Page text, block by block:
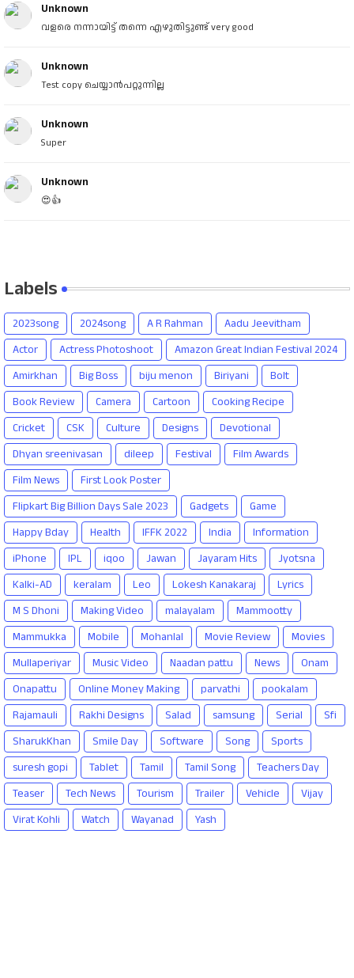
Unknown
വളരെ നന്നായിട്ട് തന്നെ എഴുതിട്ടുണ്ട് very good
Unknown
Test copy ചെയ്യാൻപറ്റുന്നില്ല
Unknown
Super
Unknown
😍👍
Labels
2023song 2024song A R Rahman
Aadu Jeevitham
Actor
Actress Photoshoot
Amazon Great Indian Festival 2024
Amirkhan
Big Boss biju menon Biriyani
Bolt
Book Review
Camera Cartoon
Cooking Recipe
Cricket
CSK Culture Designs
Devotional
Dhyan sreenivasan
dileep Festival
Film Awards
Film News
First Look Poster
Flipkart Big Billion Days Sale 2023
Gadgets
Game
Happy Bday
Health IFFK 2022 India
Information
iPhone
IPL iqoo Jawan Jayaram Hits
Jyotsna
Kalki-AD
keralam Leo Lokesh Kanakaraj
Lyrics
M S Dhoni
Making Video malayalam
Mammootty
Mammukka
Mobile Mohanlal Movie Review
Movies
Mullaperiyar
Music Video Naadan pattu News
Onam
Onapattu
Online Money Making parvathi
pookalam
Rajamauli
Rakhi Designs Salad samsung Serial
Sfi
SharukKhan
Smile Day Software Song
Sports
suresh gopi
Tablet Tamil Tamil Song
Teachers Day
Teaser
Tech News Tourism Trailer Vehicle
Vijay
Virat Kohli
Watch Wayanad Yash